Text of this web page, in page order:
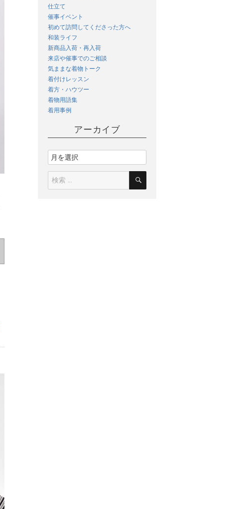
仕立て
催事イベント
初めて訪問してくださった方へ
和装ライフ
新商品入荷・再入荷
来店や催事でのご相談
気ままな着物トーク
着付けレッスン
着方・ハウツー
着物用語集
着用事例
アーカイブ